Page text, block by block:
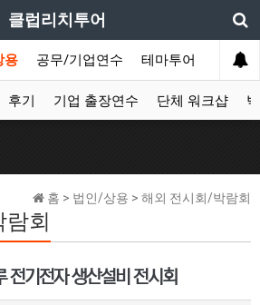
클럽리치투어
용 공무/기업연수 테마투어 데이투
후기 기업 출장연수 단체 워크샵
홈 > 법인/상용 > 해외 전시회/박람회
회
기전자 생산설비 전시회